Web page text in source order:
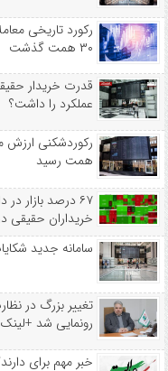
رکورد تاریخی
۳۰ همت گذشت
عملکرد را داشت؟
همت رسید
۶۷ درصد بازار
خریداران حقیقی
سامانه جدید
تغییر بزرگ در
رونمایی شد +لینک
خبر مهم برای